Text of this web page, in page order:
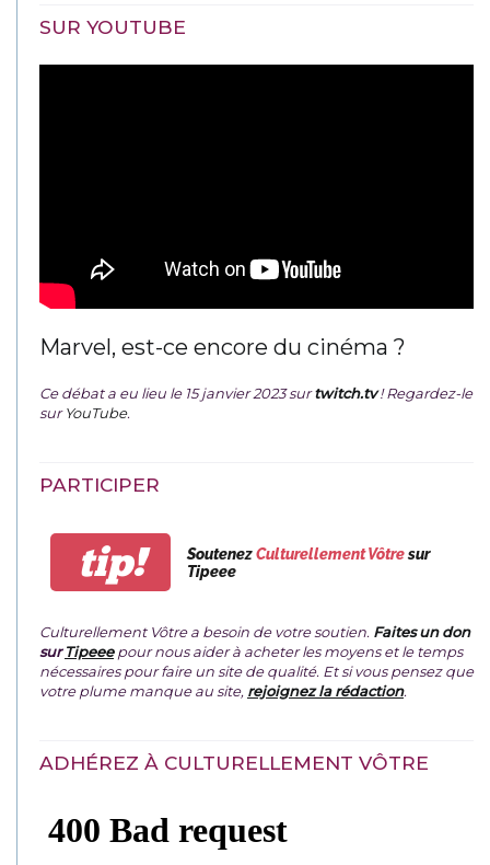
SUR YOUTUBE
Marvel, est-ce encore du cinéma ?
Ce débat a eu lieu le 15 janvier 2023 surtwitch.tv ! Regardez-le
surYouTube.
PARTICIPER
tip! SoutenezCulturellement Vôtresur
Tipeee
Culturellement Vôtre a besoin de votre soutien. Faites un don
surTipeeepour nous aider à acheter les moyens et le temps
nécessaires pour faire un site de qualité. Et si vous pensez que
votre plume manque au site, rejoignez la rédaction.
ADHÉREZ À CULTURELLEMENT VÔTRE